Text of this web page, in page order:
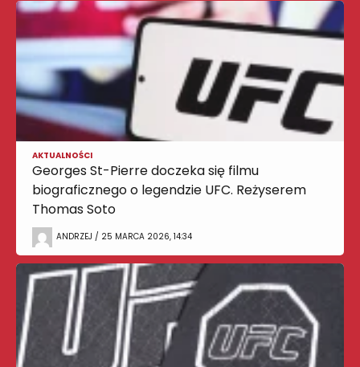
AKTUALNOŚCI
Georges St-Pierre doczeka się filmu
biograficznego o legendzie UFC. Reżyserem
Thomas Soto
ANDRZEJ / 25 MARCA 2026, 14:34